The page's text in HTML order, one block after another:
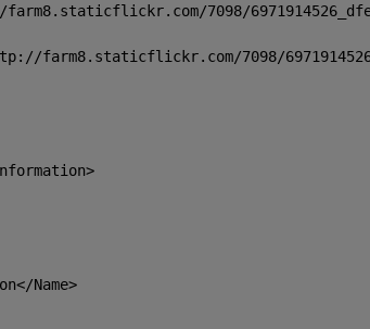
7098/6971914526_
farm8.staticflickr.com/7098/
Name>